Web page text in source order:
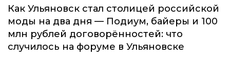
Как Ульяновск стал столицей российской
моды на два дня — Подиум, байеры и 100
млн рублей договорённостей: что
случилось на форуме в Ульяновске